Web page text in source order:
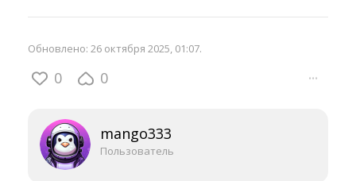
Обновлено: 26 октября 2025, 01:07.
0 0 ···
mango333
Пользователь